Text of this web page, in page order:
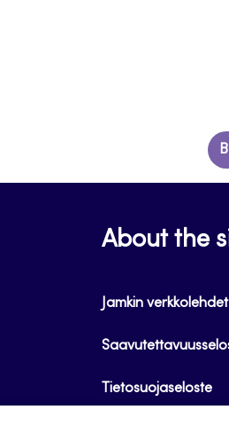
About the
Jamkin verkkolehdet
Tietosuojaseloste